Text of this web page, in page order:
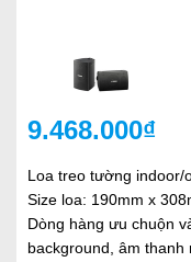
9.468.000₫
Loa treo tường indoor/
Size loa: 190mm x
Dòng hàng ưu chuộn
background, âm